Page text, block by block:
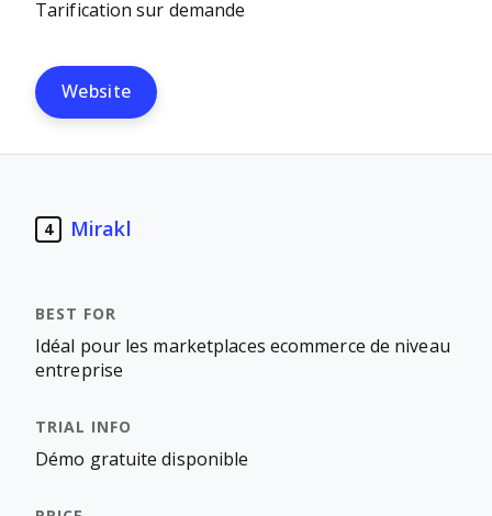
Tarification sur demande
Website
4 Mirakl
Idéal pour les marketplaces ecommerce de niveau
entreprise
Démo gratuite disponible